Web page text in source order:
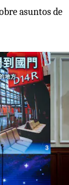
asuntos de